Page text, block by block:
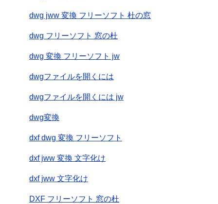
dwg jww 変換 フリーソフト 杜の窓
dwg フリーソフト 窓の杜
dwg 変換 フリーソフト jw
dwgファイルを開くには
dwgファイルを開くには jw
dwg変換
dxf dwg 変換 フリーソフト
dxf jww 変換 文字化け
dxf jww 文字化け
DXF フリーソフト 窓の杜